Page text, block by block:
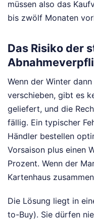
müssen also das
bis zwölf Monaten
Das Risiko der
Wenn der Winter
verschieben, gibt es
geliefert, und die
fällig. Ein typischer
Händler bestellen
Vorsaison plus einen
Prozent. Wenn der
Kartenhaus
Die Lösung liegt in
to-Buy). Sie dürfen